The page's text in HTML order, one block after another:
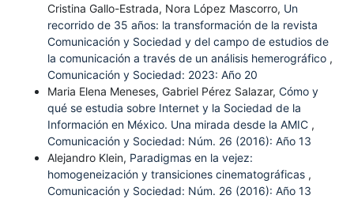
Cristina Gallo-Estrada, Nora López Mascorro, Un
recorrido de 35 años: la transformación de la revista
Comunicación y Sociedad y del campo de estudios de
la comunicación a través de un análisis hemerográfico ,
Comunicación y Sociedad: 2023: Año 20
Maria Elena Meneses, Gabriel Pérez Salazar, Cómo y
qué se estudia sobre Internet y la Sociedad de la
Información en México. Una mirada desde la AMIC ,
Comunicación y Sociedad: Núm. 26 (2016): Año 13
Alejandro Klein, Paradigmas en la vejez:
homogeneización y transiciones cinematográficas ,
Comunicación y Sociedad: Núm. 26 (2016): Año 13